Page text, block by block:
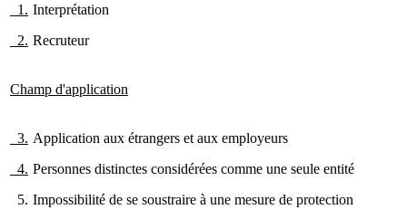
1.
2.
Interprétation
Recruteur
Champ d'application
3.
4.
5.
Application aux étrangers et aux employeurs
Personnes distinctes considérées comme une seule entité
Impossibilité de se soustraire à une mesure de protection